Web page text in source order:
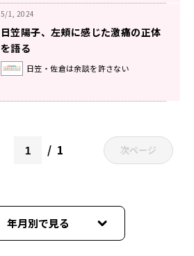
5/1, 2024
日笠陽子、左頬に感じた激痛の正体
を語る
日笠・佐倉は余談を許さない
1 次ページ
年月別で見る